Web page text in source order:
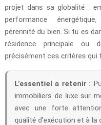
projet dans sa globalité :
performance
pérennité du bien. Si tu es
résidence principale ou
précisément ces critères qui
L’essentiel a retenir :
immobiliers de luxe sur
avec une forte
qualité d’exécution et à la